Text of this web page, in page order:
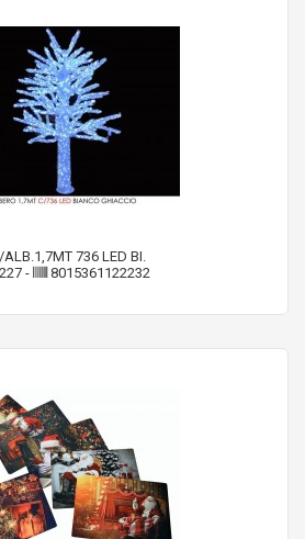
ALB.1,7MT 736 LED BI.
- 8015361122232